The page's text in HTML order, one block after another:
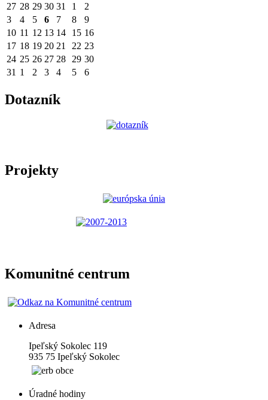
27 28 29 30 31 1
2
3
4 5 6 7 8
9
10 11 12 13 14 15 16
17 18 19 20 21 22 23
24 25 26 27 28 29 30
31 1 2 3 4 5 6
Dotazník
Projekty
Komunitné centrum
Adresa
Ipeľský Sokolec 119
935 75 Ipeľský Sokolec
Úradné hodiny